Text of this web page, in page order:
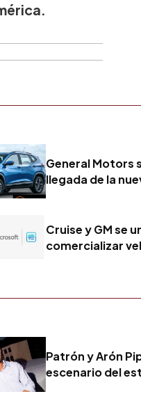
General Motors
llegada de la
Cruise y GM se
comercializar
Patrón y Arón
escenario del